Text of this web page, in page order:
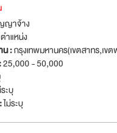
ญาจ้าง
ำแหน่ง
น :กรุงเทพมหานคร(เขตสาทร,เข
25,000 - 50,000
ะบุ
ไม่ระบุ